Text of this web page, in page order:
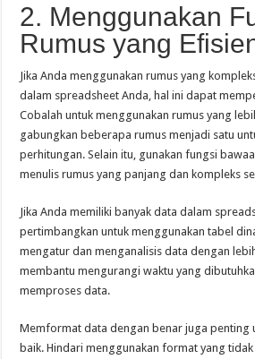
2. Menggunakan
Rumus yang
Jika Anda menggunakan rumus yang
dalam spreadsheet Anda, hal ini dapat
Cobalah untuk menggunakan rumus yang
gabungkan beberapa rumus menjadi satu
perhitungan. Selain itu, gunakan fungsi
menulis rumus yang panjang dan kompleks
Jika Anda memiliki banyak data dalam
pertimbangkan untuk menggunakan tabel
mengatur dan menganalisis data dengan
membantu mengurangi waktu yang
memproses data.
Memformat data dengan benar juga penting
baik. Hindari menggunakan format yang